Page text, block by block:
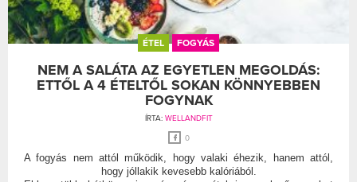
ÉTEL FOGYÁS
NEM A SALÁTA AZ EGYETLEN MEGOLDÁS:
ETTŐL A 4 ÉTELTŐL SOKAN KÖNNYEBBEN
FOGYNAK
ÍRTA: WELLANDFIT
0
A fogyás nem attól működik, hogy valaki éhezik, hanem attól,
hogy jóllakik kevesebb kalóriából.